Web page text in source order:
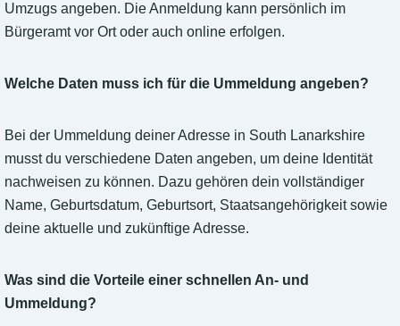
Umzugs angeben. Die Anmeldung kann persönlich im
Bürgeramt vor Ort oder auch online erfolgen.
Welche Daten muss ich für die Ummeldung angeben?
Bei der Ummeldung deiner Adresse in South Lanarkshire
musst du verschiedene Daten angeben, um deine Identität
nachweisen zu können. Dazu gehören dein vollständiger
Name, Geburtsdatum, Geburtsort, Staatsangehörigkeit sowie
deine aktuelle und zukünftige Adresse.
Was sind die Vorteile einer schnellen An- und
Ummeldung?